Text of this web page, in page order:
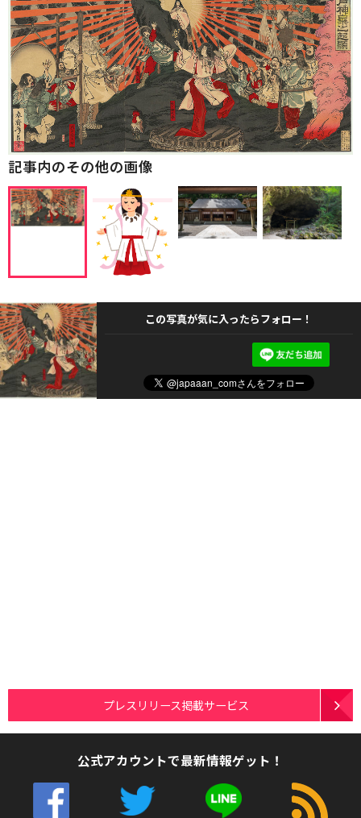
記事内のその他の画像
この写真が気に入ったらフォロー！
プレスリリース掲載サービス
公式アカウントで最新情報ゲット！